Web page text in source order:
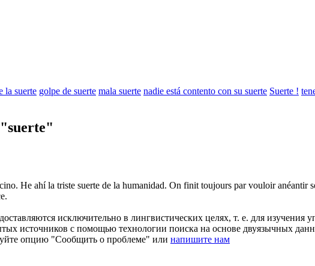
la suerte golpe de suerte mala suerte nadie está contento con su suerte Suerte !
He ahí la triste suerte de la humanidad. On finit toujours par vouloir anéantir
.
исключительно в лингвистических целях, т. е. для изучения
источников с помощью технологии поиска на основе двуязычных
опцию "Сообщить о проблеме" или напишите нам